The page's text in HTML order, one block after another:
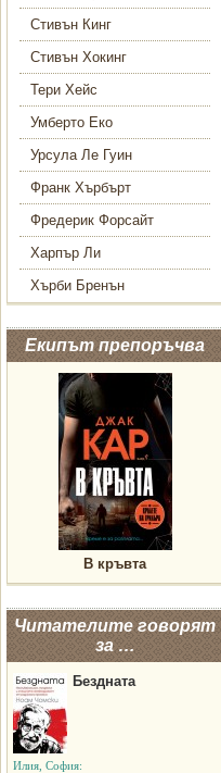
Стивън Кинг
Стивън Хокинг
Тери Хейс
Умберто Еко
Урсула Ле Гуин
Франк Хърбърт
Фредерик Форсайт
Харпър Ли
Хърби Бренън
Екипът препоръчва
В кръвта
Читателите говорят
за …
Бездната
Илия, София: